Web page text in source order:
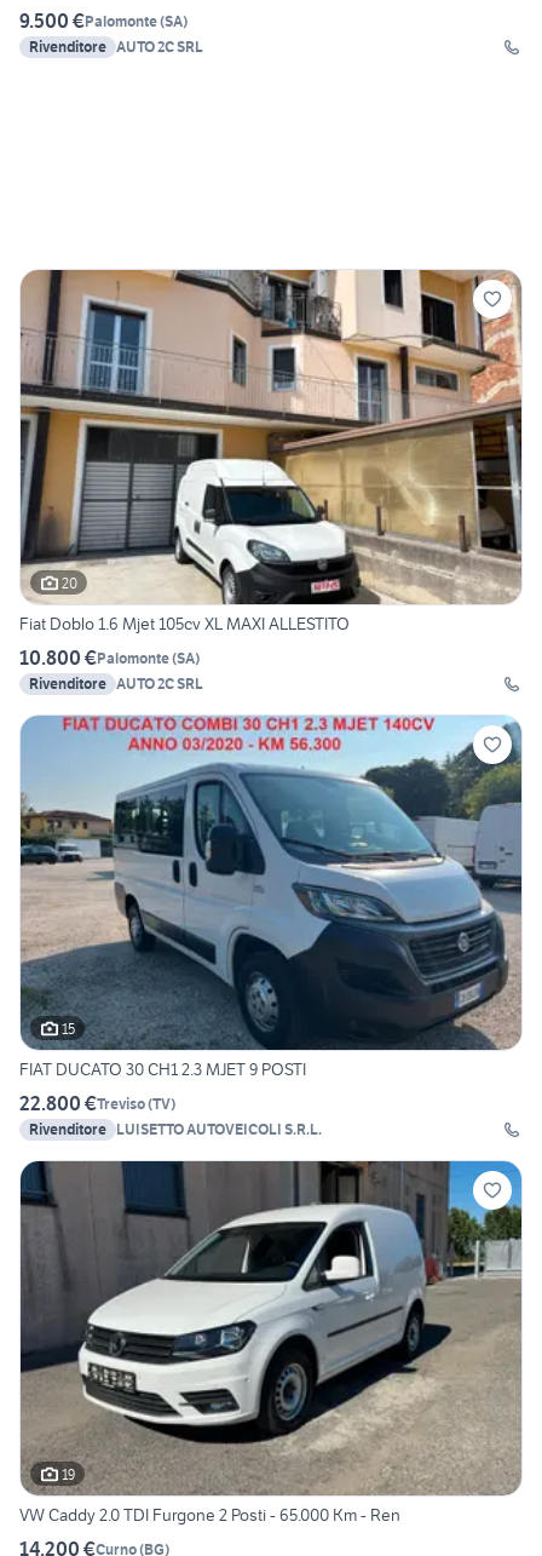
9.500 €Palomonte(SA)
Rivenditore AUTO 2C SRL
20
Fiat Doblo 1.6 Mjet 105cv XL MAXI ALLESTITO
10.800 €Palomonte(SA)
Rivenditore AUTO 2C SRL
15
FIAT DUCATO 30 CH1 2.3 MJET 9 POSTI
22.800 €Treviso(TV)
Rivenditore LUISETTO AUTOVEICOLI S.R.L.
19
VW Caddy 2.0 TDI Furgone 2 Posti - 65.000 Km - Ren
14.200 €Curno(BG)